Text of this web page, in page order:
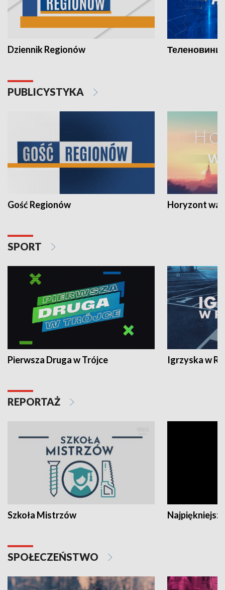
Dziennik Regionów Теленовини
PUBLICYSTYKA
Gość Regionów Horyzont
SPORT
Pierwsza Druga w Trójce Igrzyska w
REPORTAŻ
Szkoła Mistrzów
SPOŁECZEŃSTWO